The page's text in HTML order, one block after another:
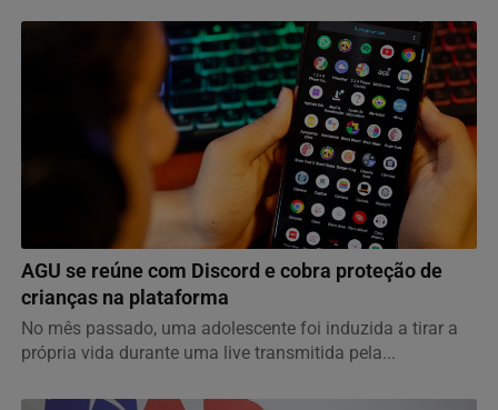
AGU se reúne com Discord e cobra proteção de
crianças na plataforma
No mês passado, uma adolescente foi induzida a tirar a
própria vida durante uma live transmitida pela...